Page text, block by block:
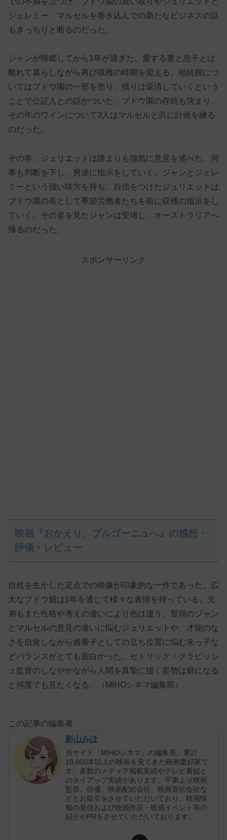
ジェレミー、マルセルを巻き込んでの新たなビジネスの話
もきっちりと断るのだった。
ジャンが帰郷してから1年が過ぎた。愛する妻と息子とは
離れて暮らしながら再び収穫の時期を迎える。相続税につ
いてはブドウ園の一部を売り、残りは返済していくという
ことで公証人との話がついた。ブドウ園の存続も決まり、
その年のワインについて3人はマルセルと共に計画を練る
のだった。
その年、ジュリエットは誰よりも強気に意見を述べた。何
事も判断を下し、男達に指示をしていく。ジャンとジェレ
ミーという強い味方を持ち、自信をつけたジュリエットは
ブドウ園の長として季節労働者たちを前に収穫の指示をし
ていく。その姿を見たジャンは安堵し、オーストラリアへ
帰るのだった。
スポンサーリンク
映画『おかえり、ブルゴーニュへ』の感想・
評価・レビュー
自然を生かした定点での映像が印象的な一作であった。広
大なブドウ畑は1年を通じて様々な表情を持っている。兄
弟もまた性格や考えの違いにより色は違う。冒頭のジャン
とマルセルの意見の違いに悩むジュリエットや、才能のな
さを自覚しながら婿養子としての立ち位置に悩む末っ子な
どバランスがとても面白かった。セドリック・クラピッシ
ュ監督のしなやかながら人間を真摯に描く姿勢は癖になる
と何度でも見たくなる。（MIHOシネマ編集部）
この記事の編集者
影山みほ
当サイト『MIHOシネマ』の編集長。累計
10,000本以上の映画を見てきた映画愛好家で
す。多数のメディア掲載実績やテレビ番組と
のタイアップ実績があります。平素より映画
監督、俳優、映画配給会社、映画宣伝会社な
どとお取引をさせていただいており、映画情
報の発信および映画作品・映画イベント等の
紹介やPRをさせていただいております。